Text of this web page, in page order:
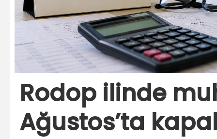
Rodop ilinde
Ağustos’ta